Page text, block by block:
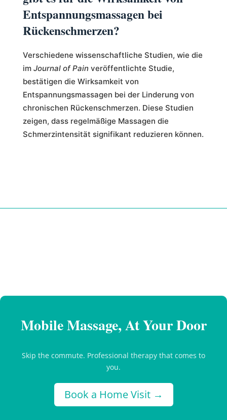
Entspannungsmassagen bei
Rückenschmerzen?
Verschiedene wissenschaftliche Studien, wie die
im Journal of Pain veröffentlichte Studie,
bestätigen die Wirksamkeit von
Entspannungsmassagen bei der Linderung von
chronischen Rückenschmerzen. Diese Studien
zeigen, dass regelmäßige Massagen die
Schmerzintensität signifikant reduzieren können.
Mobile Massage, At Your Door
Skip the commute. Professional therapy that comes to
you.
Book a Home Visit →